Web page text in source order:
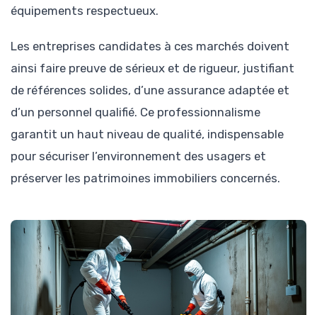
équipements respectueux.
Les entreprises candidates à ces marchés doivent
ainsi faire preuve de sérieux et de rigueur, justifiant
de références solides, d’une assurance adaptée et
d’un personnel qualifié. Ce professionnalisme
garantit un haut niveau de qualité, indispensable
pour sécuriser l’environnement des usagers et
préserver les patrimoines immobiliers concernés.